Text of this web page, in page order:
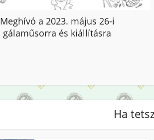
Meghívó a 2023. május 26-i
gálaműsorra és kiállításra
Ha